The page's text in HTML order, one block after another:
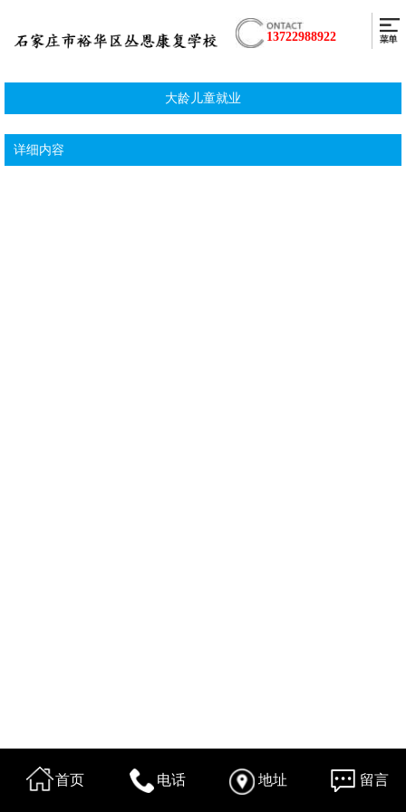
13722988922
大龄儿童就业
详细内容
首页 电话 地址 留言